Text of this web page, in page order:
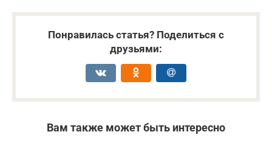
Понравилась статья? Поделиться с
друзьями:
Вам также может быть интересно